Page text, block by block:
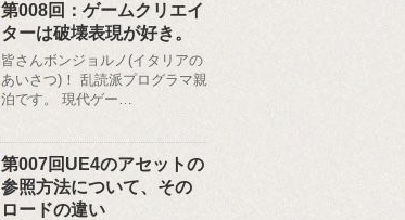
第008回：ゲームクリエイ
ターは破壊表現が好き。
皆さんボンジョルノ(イタリアの
あいさつ)！ 乱読派プログラマ親
泊です。 現代ゲー…
第007回UE4のアセットの
参照方法について、その
ロードの違い